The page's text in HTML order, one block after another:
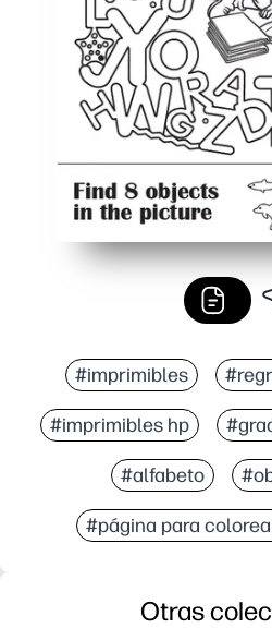
#imprimibles
#imprimibles hp
#alfabeto
#página para
Otras